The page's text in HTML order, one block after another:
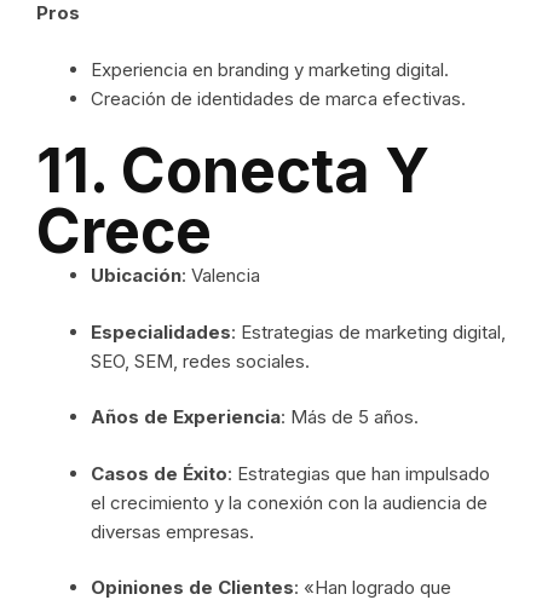
Pros
Experiencia en branding y marketing digital.
Creación de identidades de marca efectivas.
11. Conecta Y
Crece
Ubicación: Valencia
Especialidades: Estrategias de marketing digital,
SEO, SEM, redes sociales.
Años de Experiencia: Más de 5 años.
Casos de Éxito: Estrategias que han impulsado
el crecimiento y la conexión con la audiencia de
diversas empresas.
Opiniones de Clientes: «Han logrado que